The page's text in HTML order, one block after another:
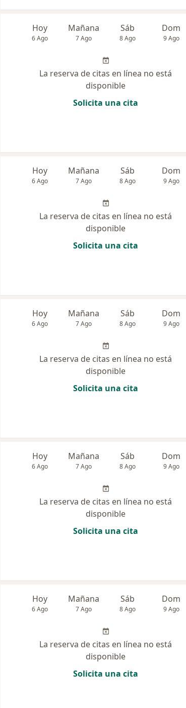
Hoy
6 Ago
Mañana
7 Ago
Sáb
8 Ago
Dom
9 Ago
La reserva de citas en línea no está
disponible
Solicita una cita
Hoy
6 Ago
Mañana
7 Ago
Sáb
8 Ago
Dom
9 Ago
La reserva de citas en línea no está
disponible
Solicita una cita
Hoy
6 Ago
Mañana
7 Ago
Sáb
8 Ago
Dom
9 Ago
La reserva de citas en línea no está
disponible
Solicita una cita
Hoy
6 Ago
Mañana
7 Ago
Sáb
8 Ago
Dom
9 Ago
La reserva de citas en línea no está
disponible
Solicita una cita
Hoy
6 Ago
Mañana
7 Ago
Sáb
8 Ago
Dom
9 Ago
La reserva de citas en línea no está
disponible
Solicita una cita